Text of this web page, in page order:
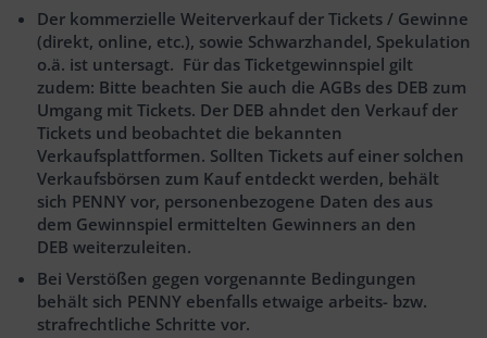
Der kommerzielle Weiterverkauf der Tickets / Gewinne
(direkt, online, etc.), sowie Schwarzhandel, Spekulation
o.ä. ist untersagt. Für das Ticketgewinnspiel gilt
zudem: Bitte beachten Sie auch die AGBs des DEB zum
Umgang mit Tickets. Der DEB ahndet den Verkauf der
Tickets und beobachtet die bekannten
Verkaufsplattformen. Sollten Tickets auf einer solchen
Verkaufsbörsen zum Kauf entdeckt werden, behält
sich PENNY vor, personenbezogene Daten des aus
dem Gewinnspiel ermittelten Gewinners an den
DEB weiterzuleiten.
Bei Verstößen gegen vorgenannte Bedingungen
behält sich PENNY ebenfalls etwaige arbeits- bzw.
strafrechtliche Schritte vor.